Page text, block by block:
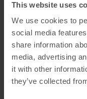
This website uses
We use cookies to
social media
share information
media, advertising
it with other
they’ve collected
Blue Bistrot
Blue Bistrot
Blue Bistrot